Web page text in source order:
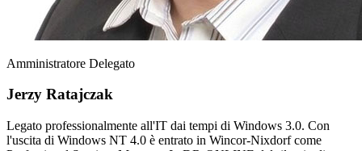
Amministratore Delegato
Jerzy Ratajczak
Legato professionalmente all'IT dai tempi di Windows 3.0. Con
l'uscita di Windows NT 4.0 è entrato in Wincor-Nixdorf come